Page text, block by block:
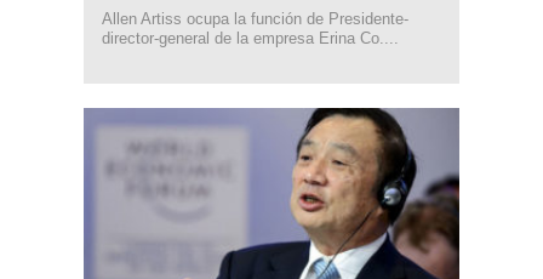
Allen Artiss ocupa la función de Presidente-
director-general de la empresa Erina Co....